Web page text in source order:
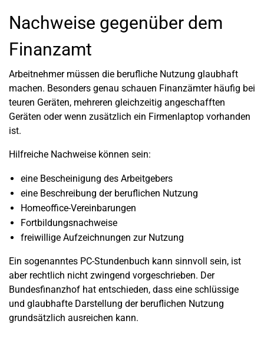
Nachweise gegenüber dem
Finanzamt
Arbeitnehmer müssen die berufliche Nutzung glaubhaft
machen. Besonders genau schauen Finanzämter häufig bei
teuren Geräten, mehreren gleichzeitig angeschafften
Geräten oder wenn zusätzlich ein Firmenlaptop vorhanden
ist.
Hilfreiche Nachweise können sein:
eine Bescheinigung des Arbeitgebers
eine Beschreibung der beruflichen Nutzung
Homeoffice-Vereinbarungen
Fortbildungsnachweise
freiwillige Aufzeichnungen zur Nutzung
Ein sogenanntes PC-Stundenbuch kann sinnvoll sein, ist
aber rechtlich nicht zwingend vorgeschrieben. Der
Bundesfinanzhof hat entschieden, dass eine schlüssige
und glaubhafte Darstellung der beruflichen Nutzung
grundsätzlich ausreichen kann.